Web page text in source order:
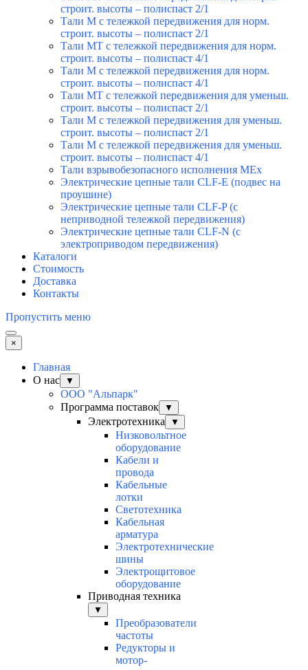
строит. высоты – полиспаст 2/1
Тали М с тележкой передвижения для норм.
строит. высоты – полиспаст 2/1
Тали МТ с тележкой передвижения для норм.
строит. высоты – полиспаст 4/1
Тали М с тележкой передвижения для норм.
строит. высоты – полиспаст 4/1
Тали МТ с тележкой передвижения для уменьш.
строит. высоты – полиспаст 2/1
Тали М с тележкой передвижения для уменьш.
строит. высоты – полиспаст 2/1
Тали М с тележкой передвижения для уменьш.
строит. высоты – полиспаст 4/1
Тали взрывобезопасного исполнения MEx
Электрические цепные тали CLF-E (подвес на
проушине)
Электрические цепные тали CLF-P (с
неприводной тележкой передвижения)
Электрические цепные тали CLF-N (с
электроприводом передвижения)
Каталоги
Стоимость
Доставка
Контакты
Пропустить меню
×
Главная
О нас
▼
ООО "Альпарк"
Программа поставок
▼
Электротехника ▼
Низковольтное
оборудование
Кабели и
провода
Кабельные
лотки
Светотехника
Кабельная
арматура
Электротехнические
шины
Электрощитовое
оборудование
Приводная техника
▼
Преобразователи
частоты
Редукторы и
мотор-